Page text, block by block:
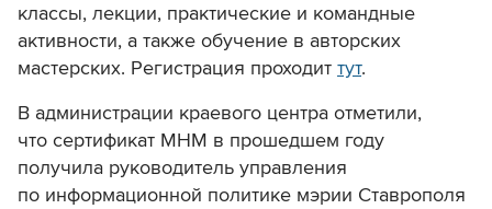
классы, лекции, практические и командные
активности, а также обучение в авторских
мастерских. Регистрация проходит тут.
В администрации краевого центра отметили,
что сертификат МНМ в прошедшем году
получила руководитель управления
по информационной политике мэрии Ставрополя